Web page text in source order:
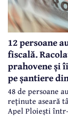
12 persoane
fiscală.
prahovene și
pe șantiere
48 de persoane
reținute aseară
Apel Ploiești